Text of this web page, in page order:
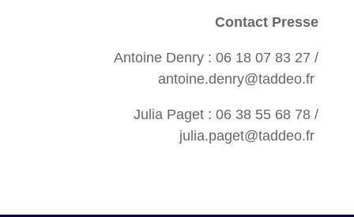
Contact Presse
Antoine Denry : 06 18 07 83 27 /
antoine.denry@taddeo.fr
Julia Paget : 06 38 55 68 78/
julia.paget@taddeo.fr